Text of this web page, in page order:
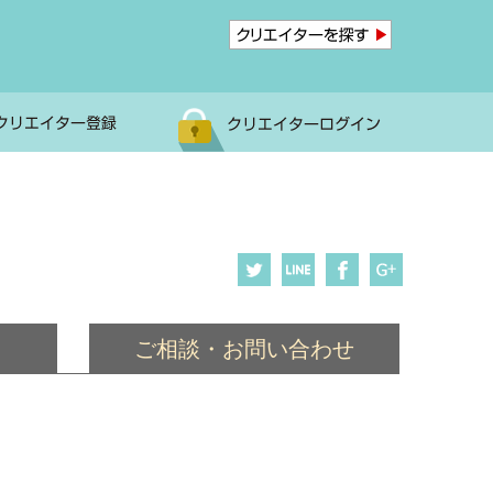
ご相談・お問い合わせ